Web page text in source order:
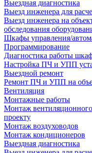
Выездная диагностика
Выезд инженера для
Выезд инженера на
обследования
Шкафы управления/
Программирование
Диагностика работы
Настройка ПЧ и УПП
Выездной ремонт
Ремонт ПЧ и УПП на
Вентиляция
Монтажные работы
Монтаж
проекту
Монтаж воздуховодов
Монтаж кондиционеров
Выездная диагностика